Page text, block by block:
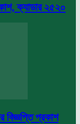
ক্যাডার ২৫২০
বিজ্ঞপ্তি প্রকাশ